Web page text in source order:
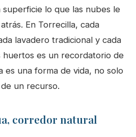
superficie lo que las nubes le
En Torrecilla, cada
lavadero tradicional y cada
huertos es un recordatorio de
es una forma de vida, no solo
un recurso.
corredor natural